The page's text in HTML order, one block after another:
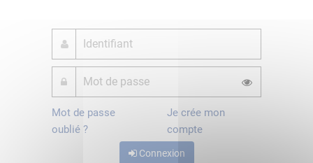
Mot de passe
oublié ?
Je crée mon
compte
Connexion